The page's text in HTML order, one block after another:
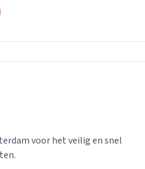
voor het veilig en snel